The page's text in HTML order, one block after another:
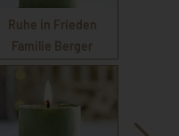
Ruhe in Frieden
Familie Berger